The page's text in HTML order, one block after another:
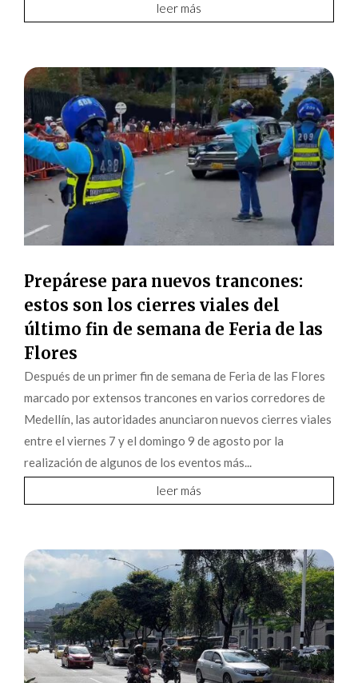
leer más
Prepárese para nuevos trancones:
estos son los cierres viales del
último fin de semana de Feria de las
Flores
Después de un primer fin de semana de Feria de las Flores
marcado por extensos trancones en varios corredores de
Medellín, las autoridades anunciaron nuevos cierres viales
entre el viernes 7 y el domingo 9 de agosto por la
realización de algunos de los eventos más...
leer más